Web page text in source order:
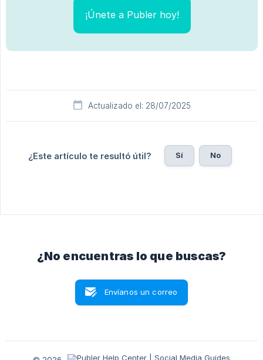
¡Únete a Publer hoy!
Actualizado el: 28/07/2025
¿Este artículo te resultó útil? Sí No
¿No encuentras lo que buscas?
Envíanos un correo